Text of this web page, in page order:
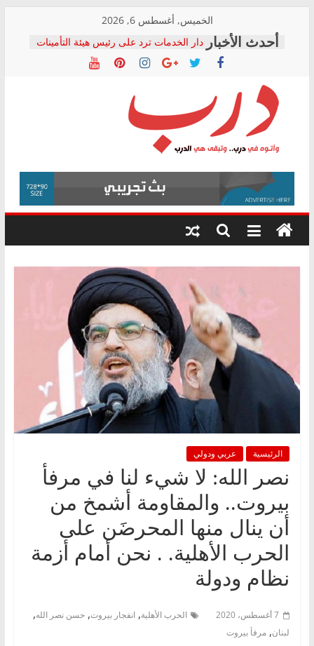
content
الخميس, أغسطس 6, 2026
دار الخدمات ترد على رئيس هيئة التأمينات
بعد مؤتمره الصحفي: إنكار الأزمة لا ينهي
معاناة أصحاب المعاشات.. ونطالب بكشف
فرحات سليمان يكتب: القطاع الصحي إلى
أين؟
حزب التحالف الشعبي يطلق لجنة “الحق
في الصحة” بالإسكندرية لرصد الانتهاكات
ودعم المرضى
الوزاري لمدينة الصحفيين.. وانتهاء أعمال
إنشاء المبنى الإداري
المجلس القومي لحقوق الإنسان يعلن
متابعة قضية الدكتور محمد زهران.. ويؤكد:
قرينة البراءة وضمانات المحاكمة العادلة
درب
وأتوه
درب..
وتبقى
هي
الرئيسية عربي ودولي
نصر الله: لا شيء لنا في مرفأ
بيروت.. والمقاومة أشمخ من
أن ينال منها المحرضَن على
الحرب الأهلية. . نحن أمام أزمة
نظام ودولة
7 أغسطس، 2020 الحرب الأهلية, انفجار بيروت, حسن نصر الله,
لبنان, مرفأ بيروت